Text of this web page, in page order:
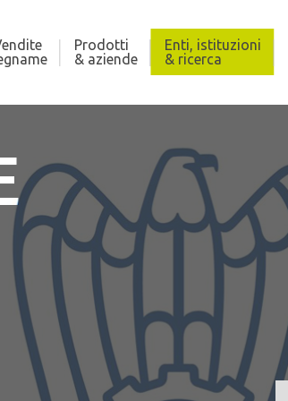
Prodotti
& aziende
Enti, istituzioni
& ricerca
121,000 m³
24/08/2026 11:00:00
TUTTO